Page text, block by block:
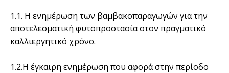
1.1. Η ενημέρωση των βαμβακοπαραγωγών για την
αποτελεσματική φυτοπροστασία στον πραγματικό
καλλιεργητικό χρόνο.
1.2.Η έγκαιρη ενημέρωση που αφορά στην περίοδο